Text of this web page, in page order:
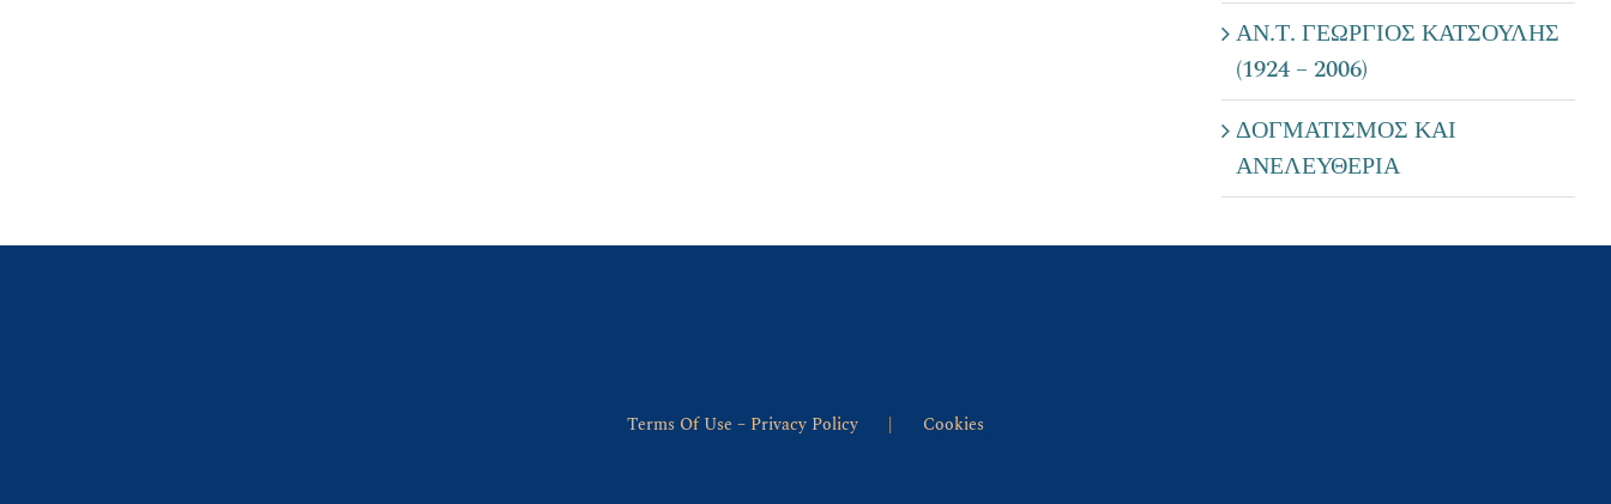
ΑΝ.Τ. ΓΕΩΡΓΙΟΣ ΚΑΤΣΟΥΛΗΣ
(1924 – 2006)
ΔΟΓΜΑΤΙΣΜΟΣ ΚΑΙ
ΑΝΕΛΕΥΘΕΡΙΑ
Terms Of Use – Privacy Policy Cookies